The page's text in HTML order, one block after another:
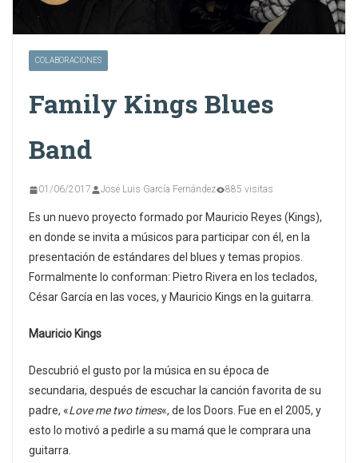
COLABORACIONES
Family Kings Blues
Band
01/06/2017 José Luis García Fernández 885 visitas
Es un nuevo proyecto formado por Mauricio Reyes (Kings),
en donde se invita a músicos para participar con él, en la
presentación de estándares del blues y temas propios.
Formalmente lo conforman: Pietro Rivera en los teclados,
César García en las voces, y Mauricio Kings en la guitarra.
Mauricio Kings
Descubrió el gusto por la música en su época de
secundaria, después de escuchar la canción favorita de su
padre, «Love me two times«, de los Doors. Fue en el 2005, y
esto lo motivó a pedirle a su mamá que le comprara una
guitarra.